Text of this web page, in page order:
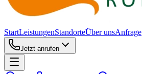
StartLeistungenStandorteÜber unsAnfrage
Jetzt anrufen